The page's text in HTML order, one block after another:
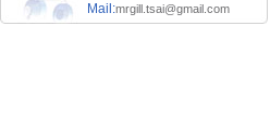
Mail:mrgill.tsai@gmail.com